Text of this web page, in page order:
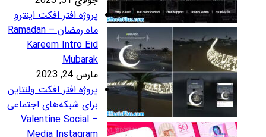
افتر افکت اینترو
ماه رمضان – Ramadan
Kareem Intro
افتر افکت ولنتاین
شبکه‌های اجتماعی
– Valentine Social